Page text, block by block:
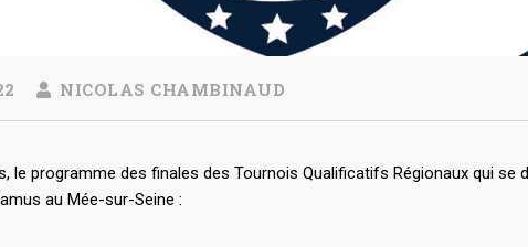
NICOLAS CHAMBINAUD
le programme des finales des Tournois Qualificatifs Régionaux qui se
au Mée-sur-Seine :